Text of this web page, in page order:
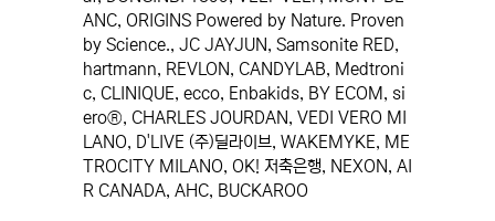
ANC, ORIGINS Powered by Nature. Proven
by Science., JC JAYJUN, Samsonite RED,
hartmann, REVLON, CANDYLAB, Medtroni
c, CLINIQUE, ecco, Enbakids, BY ECOM, si
ero®, CHARLES JOURDAN, VEDI VERO MI
LANO, D'LIVE (주)딜라이브, WAKEMYKE, ME
TROCITY MILANO, OK! 저축은행, NEXON, AI
R CANADA, AHC, BUCKAROO